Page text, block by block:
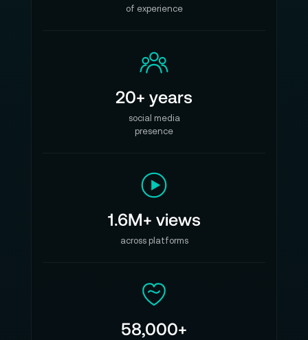
of experience
20+ years
social media
presence
1.6M+ views
across platforms
58,000+